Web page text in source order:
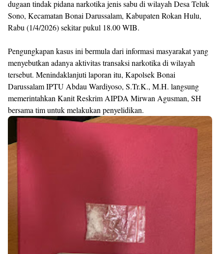
dugaan tindak pidana narkotika jenis sabu di wilayah Desa Teluk
Sono, Kecamatan Bonai Darussalam, Kabupaten Rokan Hulu,
Rabu (1/4/2026) sekitar pukul 18.00 WIB.
Pengungkapan kasus ini bermula dari informasi masyarakat yang
menyebutkan adanya aktivitas transaksi narkotika di wilayah
tersebut. Menindaklanjuti laporan itu, Kapolsek Bonai
Darussalam IPTU Abdau Wardiyoso, S.Tr.K., M.H. langsung
memerintahkan Kanit Reskrim AIPDA Mirwan Agusman, SH
bersama tim untuk melakukan penyelidikan.